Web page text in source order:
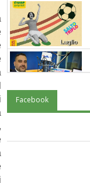
Facebook